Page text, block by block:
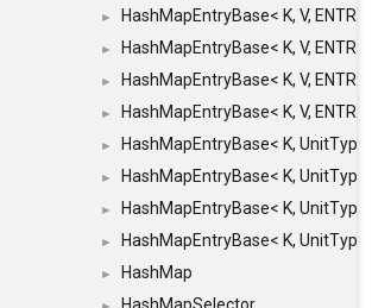
► HashMapEntryBase< K, V,
► HashMapEntryBase< K, V,
► HashMapEntryBase< K, V,
► HashMapEntryBase< K, V,
► HashMapEntryBase< K,
► HashMapEntryBase< K,
► HashMapEntryBase< K,
► HashMapEntryBase< K,
► HashMap